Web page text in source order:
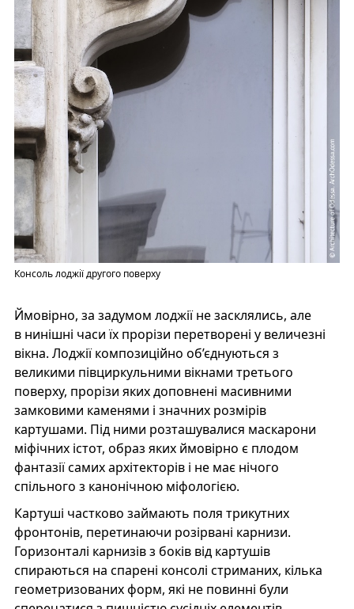
Консоль лоджії другого поверху
Ймовірно, за задумом лоджії не засклялись, але
в нинішні часи їх прорізи перетворені у величезні
вікна. Лоджії композиційно об’єднуються з
великими півциркульними вікнами третього
поверху, прорізи яких доповнені масивними
замковими каменями і значних розмірів
картушами. Під ними розташувалися маскарони
міфічних істот, образ яких ймовірно є плодом
фантазії самих архітекторів і не має нічого
спільного з канонічною міфологією.
Картуші частково займають поля трикутних
фронтонів, перетинаючи розірвані карнизи.
Горизонталі карнизів з боків від картушів
спираються на спарені консолі стриманих, кілька
геометризованих форм, які не повинні були